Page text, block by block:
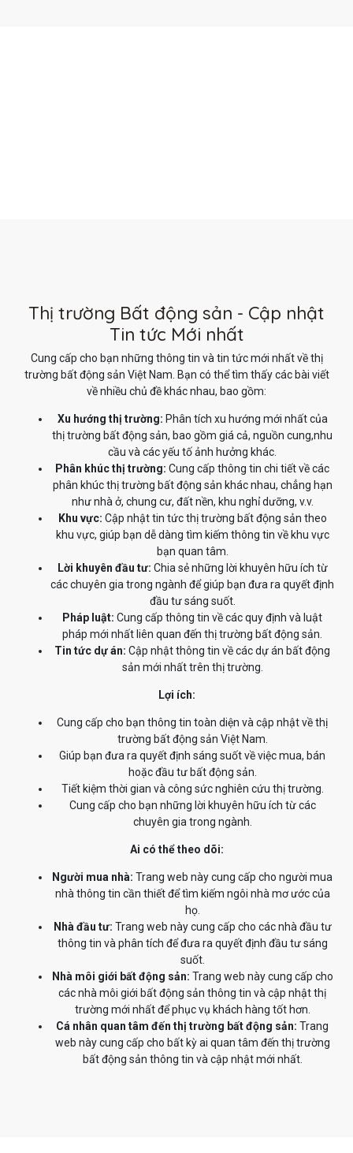
Thị trường Bất động sản - Cập nhật
Tin tức Mới nhất
Cung cấp cho bạn những thông tin và tin tức mới nhất về thị
trường bất động sản Việt Nam. Bạn có thể tìm thấy các bài viết
về nhiều chủ đề khác nhau, bao gồm:
Xu hướng thị trường: Phân tích xu hướng mới nhất của
thị trường bất động sản, bao gồm giá cả, nguồn cung,nhu
cầu và các yếu tố ảnh hưởng khác.
Phân khúc thị trường: Cung cấp thông tin chi tiết về các
phân khúc thị trường bất động sản khác nhau, chẳng hạn
như nhà ở, chung cư, đất nền, khu nghỉ dưỡng, v.v.
Khu vực: Cập nhật tin tức thị trường bất động sản theo
khu vực, giúp bạn dễ dàng tìm kiếm thông tin về khu vực
bạn quan tâm.
Lời khuyên đầu tư: Chia sẻ những lời khuyên hữu ích từ
các chuyên gia trong ngành để giúp bạn đưa ra quyết định
đầu tư sáng suốt.
Pháp luật: Cung cấp thông tin về các quy định và luật
pháp mới nhất liên quan đến thị trường bất động sản.
Tin tức dự án: Cập nhật thông tin về các dự án bất động
sản mới nhất trên thị trường.
Lợi ích:
Cung cấp cho bạn thông tin toàn diện và cập nhật về thị
trường bất động sản Việt Nam.
Giúp bạn đưa ra quyết định sáng suốt về việc mua, bán
hoặc đầu tư bất động sản.
Tiết kiệm thời gian và công sức nghiên cứu thị trường.
Cung cấp cho bạn những lời khuyên hữu ích từ các
chuyên gia trong ngành.
Ai có thể theo dõi:
Người mua nhà: Trang web này cung cấp cho người mua
nhà thông tin cần thiết để tìm kiếm ngôi nhà mơ ước của
họ.
Nhà đầu tư: Trang web này cung cấp cho các nhà đầu tư
thông tin và phân tích để đưa ra quyết định đầu tư sáng
suốt.
Nhà môi giới bất động sản: Trang web này cung cấp cho
các nhà môi giới bất động sản thông tin và cập nhật thị
trường mới nhất để phục vụ khách hàng tốt hơn.
Cá nhân quan tâm đến thị trường bất động sản: Trang
web này cung cấp cho bất kỳ ai quan tâm đến thị trường
bất động sản thông tin và cập nhật mới nhất.